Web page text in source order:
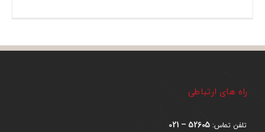
راه های ارتباطی
تلفن تماس: 52605 – 021